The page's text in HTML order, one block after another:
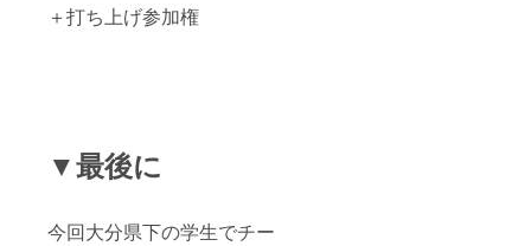
＋打ち上げ参加権
▼最後に
今回大分県下の学生でチー